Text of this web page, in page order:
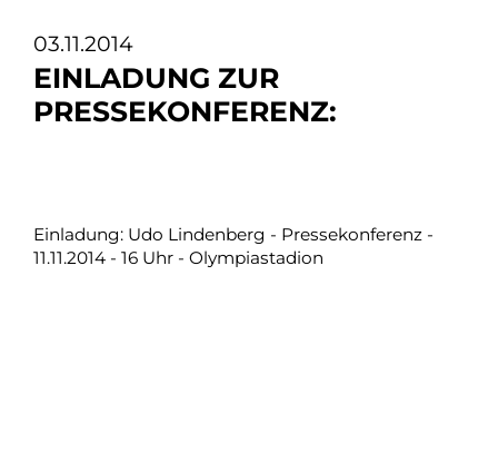
03.11.2014
EINLADUNG ZUR
PRESSEKONFERENZ:
Einladung: Udo Lindenberg - Pressekonferenz -
11.11.2014 - 16 Uhr - Olympiastadion